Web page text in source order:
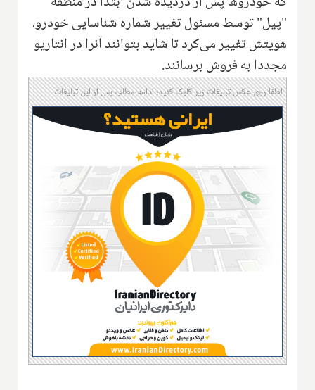
"پیل" توسط مسئول تغییر شماره شناسایی خودرو،
هویتش تغییر می‌کرد تا شاید بتوانند آنرا در انتاریو
مجددا به فروش برسانند.
لطفا روی عکس تبلیغات زیر کلیک کنید؛ ادامه مطلب پس از این تبلیغات